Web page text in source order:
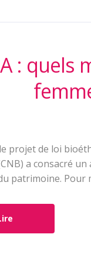
: quels
projet de loi
a consacré
patrimoine. Pour